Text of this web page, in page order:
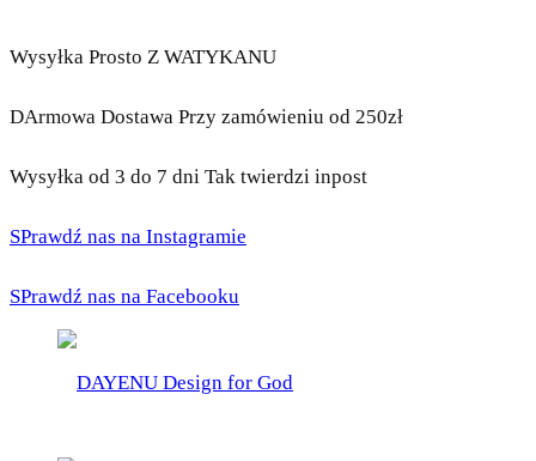
Wysyłka Prosto Z WATYKANU
DArmowa Dostawa Przy zamówieniu od 250zł
Wysyłka od 3 do 7 dni Tak twierdzi inpost
SPrawdź nas na Instagramie
SPrawdź nas na Facebooku